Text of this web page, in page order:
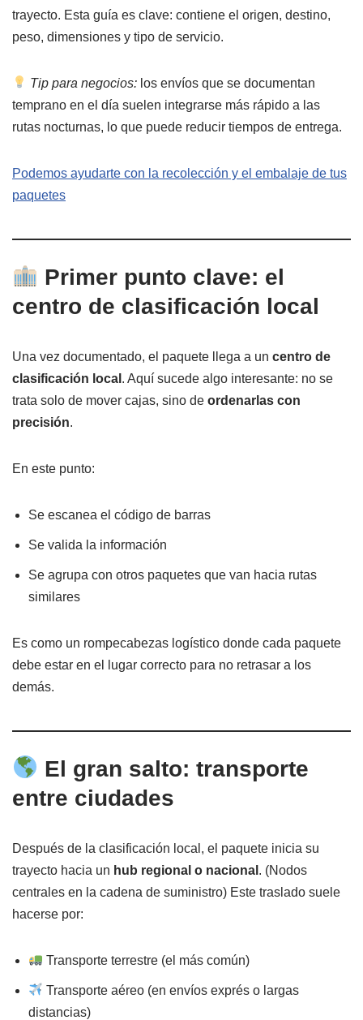
trayecto. Esta guía es clave: contiene el origen, destino,
peso, dimensiones y tipo de servicio.
Tip para negocios: los envíos que se documentan
temprano en el día suelen integrarse más rápido a las
rutas nocturnas, lo que puede reducir tiempos de entrega.
Podemos ayudarte con la recolección y el embalaje de tus
paquetes
Primer punto clave: el
centro de clasificación local
Una vez documentado, el paquete llega a un centro de
clasificación local . Aquí sucede algo interesante: no se
trata solo de mover cajas, sino de ordenarlas con
precisión.
En este punto:
Se escanea el código de barras
Se valida la información
Se agrupa con otros paquetes que van hacia rutas
similares
Es como un rompecabezas logístico donde cada paquete
debe estar en el lugar correcto para no retrasar a los
demás.
El gran salto: transporte
entre ciudades
Después de la clasificación local, el paquete inicia su
trayecto hacia un hub regional o nacional . (Nodos
centrales en la cadena de suministro) Este traslado suele
hacerse por:
Transporte terrestre (el más común)
Transporte aéreo (en envíos exprés o largas
distancias)